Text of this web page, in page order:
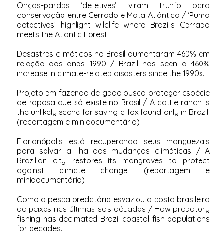
Onças-pardas ‘detetives’ viram trunfo para
conservação entre Cerrado e Mata Atlântica / ‘Puma
detectives’ highlight wildlife where Brazil’s Cerrado
meets the Atlantic Forest.
Desastres climáticos no Brasil aumentaram 460% em
relação aos anos 1990 / Brazil has seen a 460%
increase in climate-related disasters since the 1990s.
Projeto em fazenda de gado busca proteger espécie
de raposa que só existe no Brasil /A cattle ranch is
the unlikely scene for saving a fox found only in Brazil.
(reportagem e minidocumentário)
Florianópolis está recuperando seus manguezais
para salvar a ilha das mudanças climáticas / A
Brazilian city restores its mangroves to protect
against climate change. (reportagem e
minidocumentário)
Como a pesca predatória esvaziou a costa brasileira
de peixes nas últimas seis décadas / How predatory
fishing has decimated Brazil coastal fish populations
for decades.